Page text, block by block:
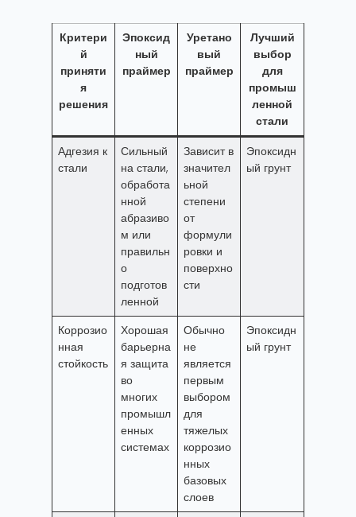
Критери
й
приняти
я
решения
Эпоксид
ный
праймер
Уретано
вый
праймер
Лучший
выбор
для
промыш
ленной
стали
Адгезия к
стали
Сильный
на стали,
обработа
нной
абразиво
м или
правильн
о
подготов
ленной
Зависит в
значител
ьной
степени
от
формули
ровки и
поверхно
сти
Эпоксидн
ый грунт
Коррозио
нная
стойкость
Хорошая
барьерна
я защита
во
многих
промышл
енных
системах
Обычно
не
является
первым
выбором
для
тяжелых
коррозио
нных
базовых
слоев
Эпоксидн
ый грунт